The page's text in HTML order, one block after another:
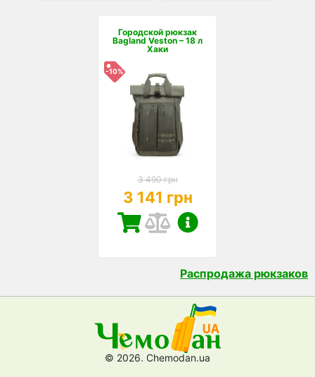
Городской рюкзак
Bagland Veston – 18 л
Хаки
-10%
3 490 грн
3 141 грн
Распродажа рюкзаков
© 2026. Chemodan.ua